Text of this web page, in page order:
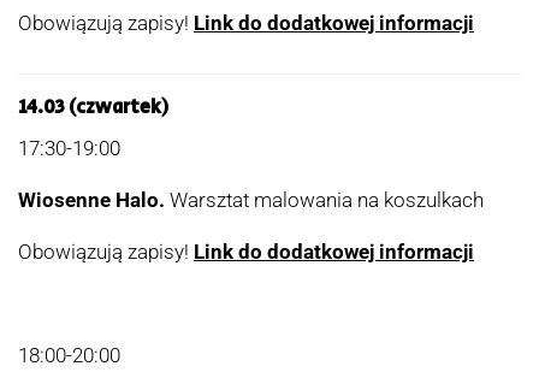
Obowiązują zapisy! Link do dodatkowej informacji
14.03 (czwartek)
17:30-19:00
Wiosenne Halo. Warsztat malowania na koszulkach
Obowiązują zapisy! Link do dodatkowej informacji
18:00-20:00